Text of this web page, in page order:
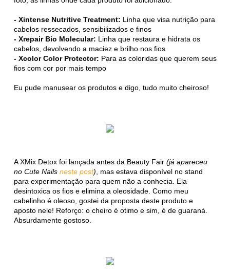
- Xintense Nutritive Treatment: Linha que visa nutrição para
cabelos ressecados, sensibilizados e finos
- Xrepair Bio Molecular: Linha que restaura e hidrata os
cabelos, devolvendo a maciez e brilho nos fios
- Xcolor Color Protector: Para as coloridas que querem seus
fios com cor por mais tempo
Eu pude manusear os produtos e digo, tudo muito cheiroso!
A XMix Detox foi lançada antes da Beauty Fair(já apareceu
no Cute Nailsneste post) , mas estava disponível no stand
para experimentação para quem não a conhecia. Ela
desintoxica os fios e elimina a oleosidade. Como meu
cabelinho é oleoso, gostei da proposta deste produto e
aposto nele! Reforço: o cheiro é otimo e sim, é de guaraná.
Absurdamente gostoso.